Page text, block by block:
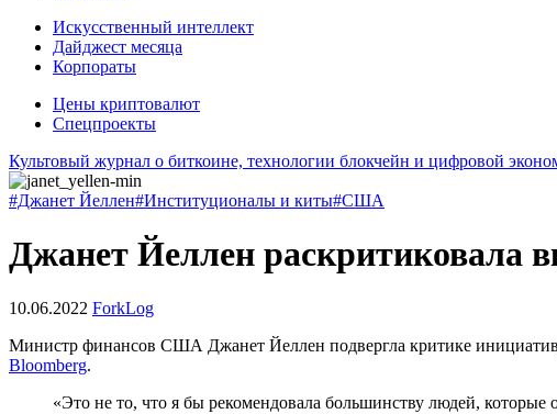
Искусственный интеллект
Дайджест месяца
Корпораты
Цены криптовалют
Спецпроекты
Культовый журнал о биткоине, технологии блокчейн и цифровой
#Джанет Йеллен#Институционалы и киты#США
Джанет Йеллен раскритиковала
10.06.2022 ForkLog
Министр финансов США Джанет Йеллен подвергла критике
Bloomberg.
«Это не то, что я бы рекомендовала большинству людей,